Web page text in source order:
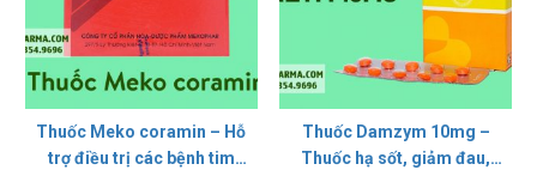
Thuốc Meko coramin – Hỗ
trợ điều trị các bệnh tim
Thuốc Damzym 10mg –
Thuốc hạ sốt, giảm đau,